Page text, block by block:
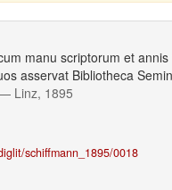
manu scriptorum et annis
asservat Bibliotheca
Linz, 1895
schiffmann_1895/0018